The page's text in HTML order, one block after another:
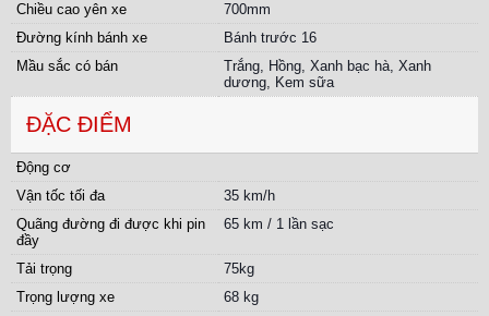
Chiều cao yên xe
700mm
Đường kính bánh xe
Bánh trước 16
Mầu sắc có bán
Trắng, Hồng, Xanh bạc hà, Xanh
dương, Kem sữa
ĐẶC ĐIỂM
Động cơ
Vận tốc tối đa
35 km/h
Quãng đường đi được khi pin
đầy
65 km / 1 lần sạc
Tải trọng
75kg
Trọng lượng xe
68 kg